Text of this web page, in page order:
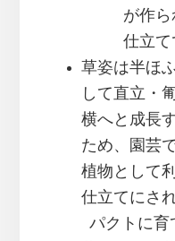
が作
仕立て
草姿は半ほ
して直立・
横へと成長
ため、園芸
植物として
仕立てにさ
パクトに育